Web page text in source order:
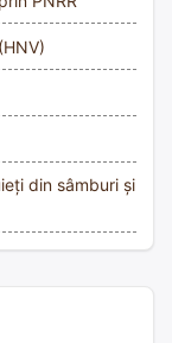
din sâmburi și